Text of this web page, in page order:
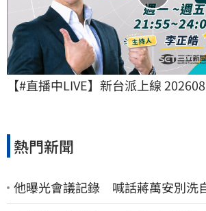
【#直播中LIVE】新台派上線
熱門新聞
他曝光會議記錄 喊話蔣萬安別洗